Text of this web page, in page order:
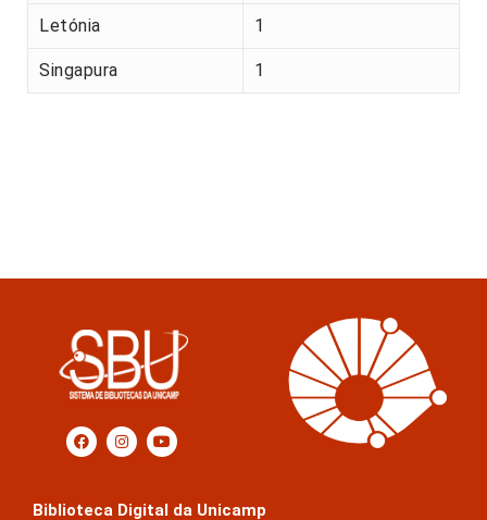
Letónia 1
Singapura 1
Biblioteca Digital da Unicamp